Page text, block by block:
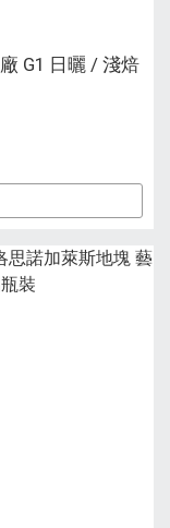
G1 日曬 / 淺焙